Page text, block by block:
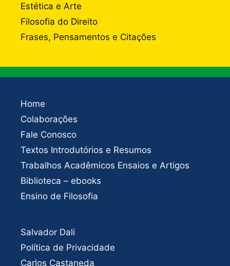
Estética e Arte
Filosofia do Direito
Frases, Pensamentos e Citações
Home
Colaborações
Fale Conosco
Textos Introdutórios e Resumos
Trabalhos Acadêmicos Ensaios e Artigos
Biblioteca – ebooks
Ensino de Filosofia
Salvador Dali
Política de Privacidade
Carlos Castaneda